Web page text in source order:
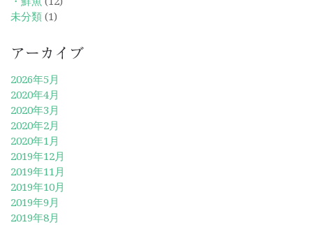
未分類 (1)
アーカイブ
2026年5月
2020年4月
2020年3月
2020年2月
2020年1月
2019年12月
2019年11月
2019年10月
2019年9月
2019年8月